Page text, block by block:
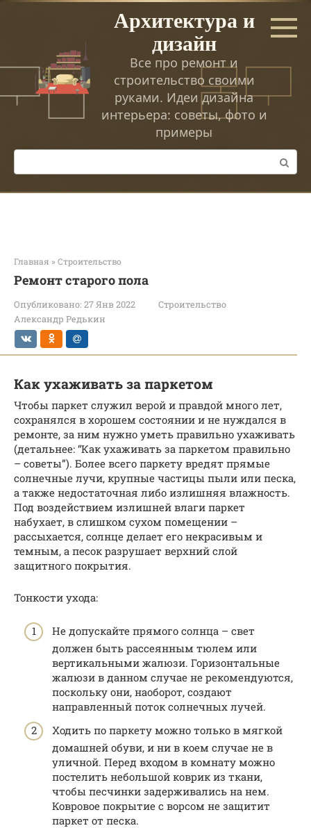
Перейти
Архитектура и
дизайн
Все про ремонт и
строительство своими
руками. Идеи дизайна
интерьера: советы, фото и
примеры
Поиск:
Главная » Строительство
Ремонт старого пола
Опубликовано: 27 Янв 2022
Строительство
Александр Редькин
Как ухаживать за паркетом
Чтобы паркет служил верой и правдой много лет,
сохранялся в хорошем состоянии и не нуждался в
ремонте, за ним нужно уметь правильно ухаживать
(детальнее: “Как ухаживать за паркетом правильно
– советы”). Более всего паркету вредят прямые
солнечные лучи, крупные частицы пыли или песка,
а также недостаточная либо излишняя влажность.
Под воздействием излишней влаги паркет
набухает, в слишком сухом помещении –
рассыхается, солнце делает его некрасивым и
темным, а песок разрушает верхний слой
защитного покрытия.
Тонкости ухода:
Не допускайте прямого солнца – свет
должен быть рассеянным тюлем или
вертикальными жалюзи. Горизонтальные
жалюзи в данном случае не рекомендуются,
поскольку они, наоборот, создают
направленный поток солнечных лучей.
Ходить по паркету можно только в мягкой
домашней обуви, и ни в коем случае не в
уличной. Перед входом в комнату можно
постелить небольшой коврик из ткани,
чтобы песчинки задерживались на нем.
Ковровое покрытие с ворсом не защитит
паркет от песка.